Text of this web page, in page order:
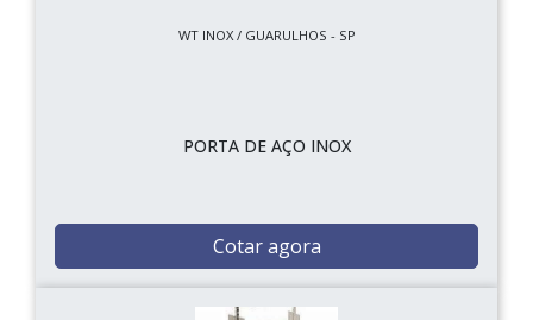
WT INOX / GUARULHOS - SP
PORTA DE AÇO INOX
Cotar agora